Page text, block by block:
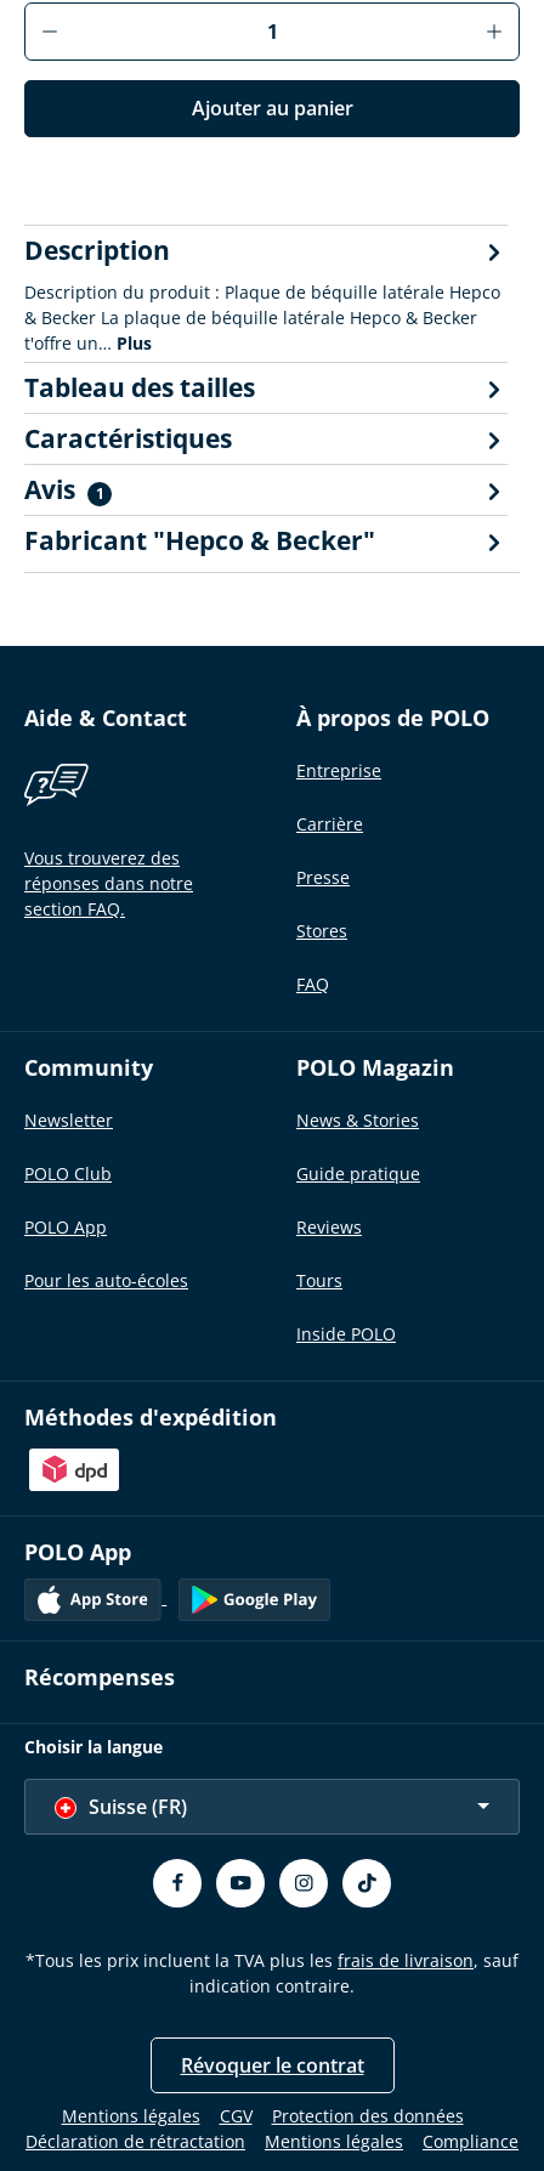
Produkt Anzahl: Gib den gewünschten
Ajouter au panier
Description
Description du produit : Plaque de béquille latérale Hepco
& Becker La plaque de béquille latérale Hepco & Becker
t'offre un… Plus
Tableau des tailles
Caractéristiques
Avis
1
Fabricant "Hepco & Becker"
Aide & Contact
Vous trouverez des
réponses dans notre
section FAQ.
À propos de POLO
Entreprise
Carrière
Presse
Stores
FAQ
Community
Newsletter
POLO Club
POLO App
Pour les auto-écoles
POLO Magazin
News & Stories
Guide pratique
Reviews
Tours
Inside POLO
Méthodes d'expédition
POLO App
Récompenses
Choisir la langue
Suisse (FR)
*Tous les prix incluent la TVA plus les frais de livraison, sauf
indication contraire.
Révoquer le contrat
Mentions légales CGV
Protection des données
Déclaration de rétractation
Mentions légales Compliance